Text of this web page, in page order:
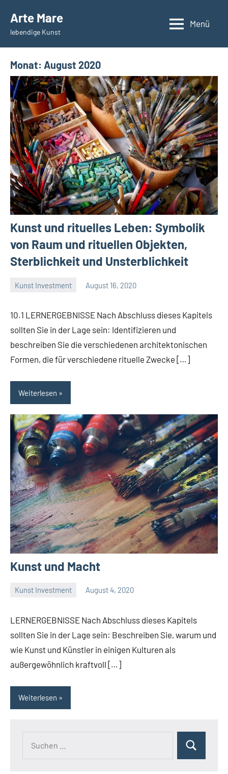
Inhalt
springen
Arte Mare
lebendige Kunst
Menü
Monat: August 2020
Kunst und rituelles Leben: Symbolik
von Raum und rituellen Objekten,
Sterblichkeit und Unsterblichkeit
Kunst Investment August 16, 2020
10.1 LERNERGEBNISSE Nach Abschluss dieses Kapitels
sollten Sie in der Lage sein: Identifizieren und
beschreiben Sie die verschiedenen architektonischen
Formen, die für verschiedene rituelle Zwecke […]
Weiterlesen
Kunst und Macht
Kunst Investment August 4, 2020
LERNERGEBNISSE Nach Abschluss dieses Kapitels
sollten Sie in der Lage sein: Beschreiben Sie, warum und
wie Kunst und Künstler in einigen Kulturen als
außergewöhnlich kraftvoll […]
Weiterlesen